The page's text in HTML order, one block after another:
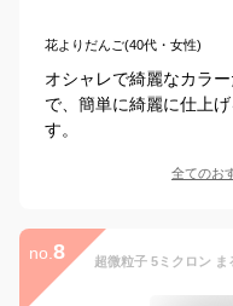
花よりだんご(40代・女性)
オシャレで綺麗なカラ
で、簡単に綺麗に仕上
す。
全てのお
no. 8